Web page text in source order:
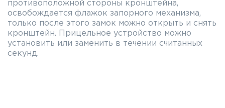
противоположной стороны кронштейна,
освобождается флажок запорного механизма,
только после этого замок можно открыть и снять
кронштейн. Прицельное устройство можно
установить или заменить в течении считанных
секунд.